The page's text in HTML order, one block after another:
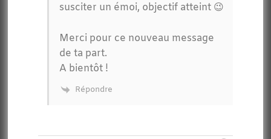
susciter un émoi, objectif atteint 😉
Merci pour ce nouveau message
de ta part.
A bientôt !
Répondre